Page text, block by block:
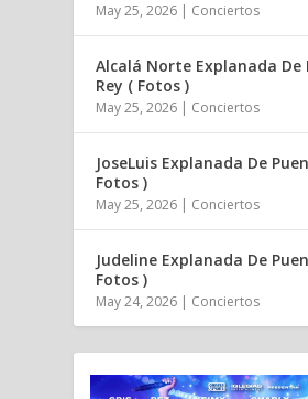
May 25, 2026 | Conciertos
Alcalá Norte Explanada De
Rey ( Fotos )
May 25, 2026 | Conciertos
JoseLuis Explanada De
Fotos )
May 25, 2026 | Conciertos
Judeline Explanada De
Fotos )
May 24, 2026 | Conciertos